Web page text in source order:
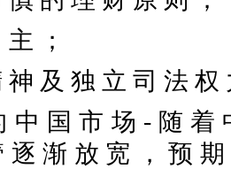
；
神 及 独 立 司 法
中 国 市 场 - 随 着
逐 渐 放 宽 ， 预